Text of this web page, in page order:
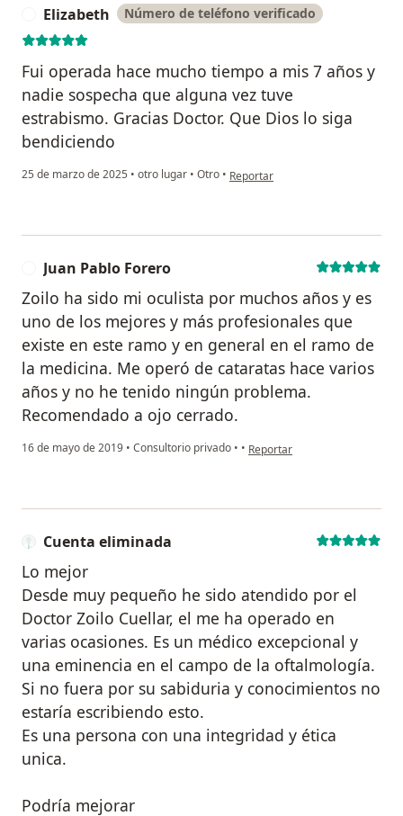
Elizabeth Número de teléfono verificado
Fui operada hace mucho tiempo a mis 7 años y
nadie sospecha que alguna vez tuve
estrabismo. Gracias Doctor. Que Dios lo siga
bendiciendo
25 de marzo de 2025 • otro lugar • Otro • en opinión del usuario Elizabeth
Reportar
Juan Pablo Forero
Zoilo ha sido mi oculista por muchos años y es
uno de los mejores y más profesionales que
existe en este ramo y en general en el ramo de
la medicina. Me operó de cataratas hace varios
años y no he tenido ningún problema.
Recomendado a ojo cerrado.
16 de mayo de 2019 • Consultorio privado • • en opinión del usuario Juan
Reportar
Cuenta eliminada
Lo mejor
Desde muy pequeño he sido atendido por el
Doctor Zoilo Cuellar, el me ha operado en
varias ocasiones. Es un médico excepcional y
una eminencia en el campo de la oftalmología.
Si no fuera por su sabiduria y conocimientos no
estaría escribiendo esto.
Es una persona con una integridad y ética
unica.
Podría mejorar